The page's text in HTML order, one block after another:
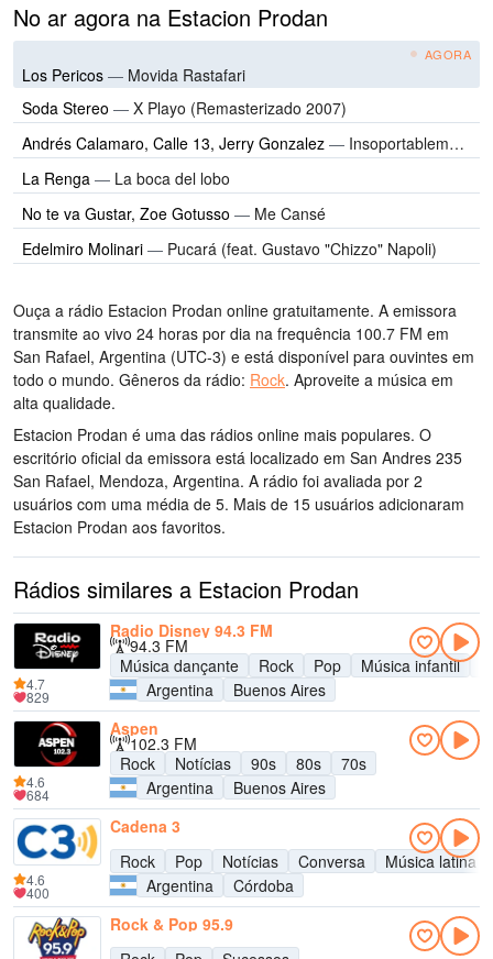
No ar agora na Estacion Prodan
AGORA
Los Pericos — Movida Rastafari
Soda Stereo — X Playo (Remasterizado 2007)
Andrés Calamaro, Calle 13, Jerry Gonzalez — Insoportablemente cruel (feat. Calle 13 & Jerry González)
La Renga — La boca del lobo
No te va Gustar, Zoe Gotusso — Me Cansé
Edelmiro Molinari — Pucará (feat. Gustavo "Chizzo" Napoli)
Ouça a rádio Estacion Prodan online gratuitamente. A emissora
transmite ao vivo 24 horas por dia na frequência 100.7 FM em
San Rafael, Argentina (UTC-3) e está disponível para ouvintes em
todo o mundo. Gêneros da rádio: Rock. Aproveite a música em
alta qualidade.
Estacion Prodan é uma das rádios online mais populares. O
escritório oficial da emissora está localizado em San Andres 235
San Rafael, Mendoza, Argentina. A rádio foi avaliada por 2
usuários com uma média de 5. Mais de 15 usuários adicionaram
Estacion Prodan aos favoritos.
Rádios similares a Estacion Prodan
Radio Disney 94.3 FM
94.3 FM
Música dançante
Rock Pop Música infantil
Argentina
Buenos Aires
4.7
829
Aspen
102.3 FM
Rock
Notícias 90s 80s
70s
Argentina
Buenos Aires
4.6
684
Cadena 3
Rock
Pop Notícias Conversa
Música latina
Argentina
Córdoba
4.6
400
Rock & Pop 95.9